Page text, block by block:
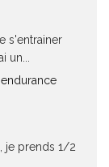
s'entrainer
je prends 1/2